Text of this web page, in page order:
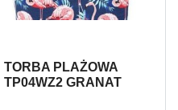
TORBA PLAŻOWA
TP04WZ2 GRANAT